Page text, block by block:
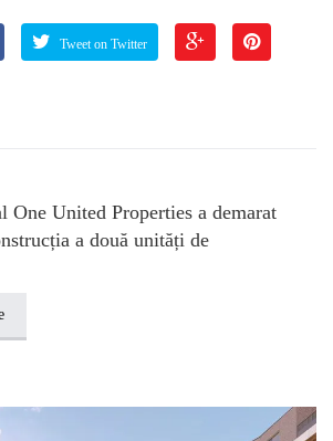
Tweet on Twitter
One United Properties a demarat
a două unități de